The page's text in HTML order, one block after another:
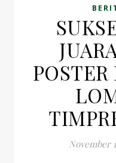
November